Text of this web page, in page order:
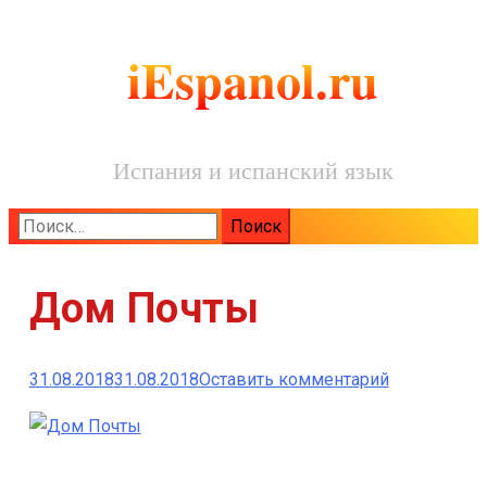
iEspanol.ru
Испания и испанский язык
Найти:
Дом Почты
31.08.201831.08.2018Оставить комментарийк